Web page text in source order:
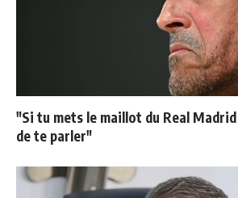
"Si tu mets le maillot du Real
de te parler"